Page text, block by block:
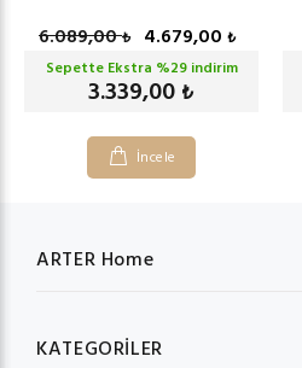
6.089,00₺ 4.679,00 ₺
Sepette Ekstra %29indirim
3.339,00 ₺
İncele
ARTER Home
KATEGORİLER